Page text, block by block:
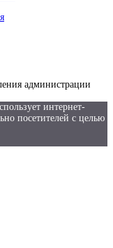
администрации
интернет-
посетителей с целью